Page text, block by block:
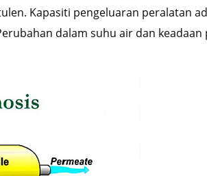
Kapasiti pengeluaran peralatan
dalam suhu air dan keadaan